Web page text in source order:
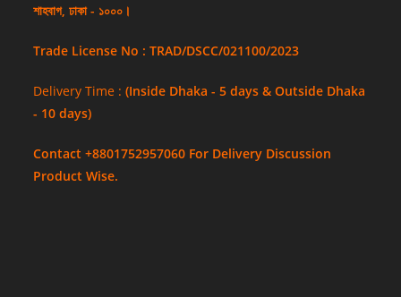
শাহবাগ, ঢাকা - ১০০০।
Trade License No : TRAD/DSCC/021100/2023
Delivery Time :(Inside Dhaka - 5 days & Outside Dhaka
- 10 days)
Contact +8801752957060 For Delivery Discussion
Product Wise.